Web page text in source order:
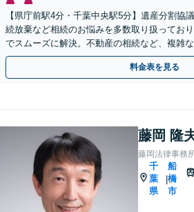
【県庁前駅4分・千葉中央駅5分】遺産分割協
続放棄など相続のお悩みを多数取り扱ってお
でスムーズに解決。不動産の相続など、複雑
さい。【初回面談相談30分無料】
料金表を見る
藤岡 隆
藤岡法律事務
千
葉
県
|
船
橋
市